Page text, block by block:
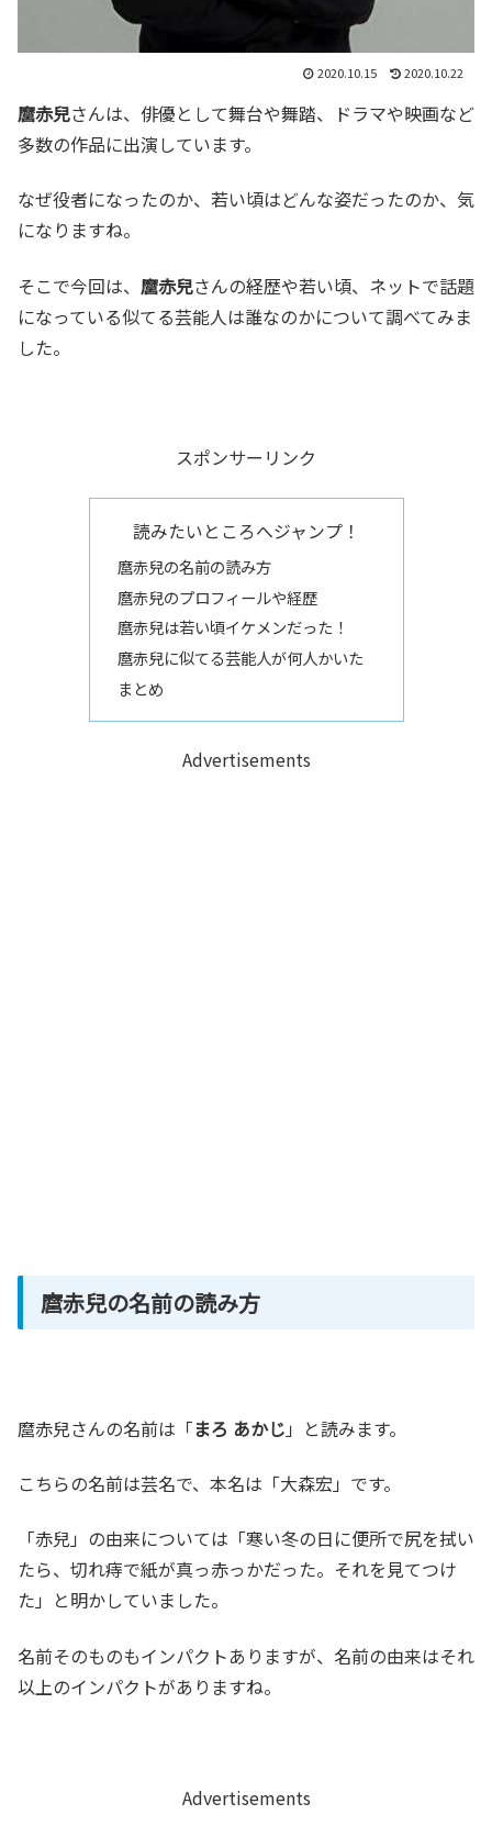
2020.10.15 2020.10.22
麿赤兒さんは、俳優として舞台や舞踏、ドラマや映画など
多数の作品に出演しています。
なぜ役者になったのか、若い頃はどんな姿だったのか、気
になりますね。
そこで今回は、 麿赤兒さんの経歴や若い頃、ネットで話題
になっている似てる芸能人は誰なのかについて調べてみま
した。
スポンサーリンク
読みたいところへジャンプ！
麿赤兒の名前の読み方
麿赤兒のプロフィールや経歴
麿赤兒は若い頃イケメンだった！
麿赤兒に似てる芸能人が何人かいた
まとめ
Advertisements
麿赤兒の名前の読み方
麿赤兒さんの名前は「まろ あかじ 」と読みます。
こちらの名前は芸名で、本名は「大森宏」です。
「赤兒」の由来については「寒い冬の日に便所で尻を拭い
たら、切れ痔で紙が真っ赤っかだった。それを見てつけ
た」と明かしていました。
名前そのものもインパクトありますが、名前の由来はそれ
以上のインパクトがありますね。
Advertisements